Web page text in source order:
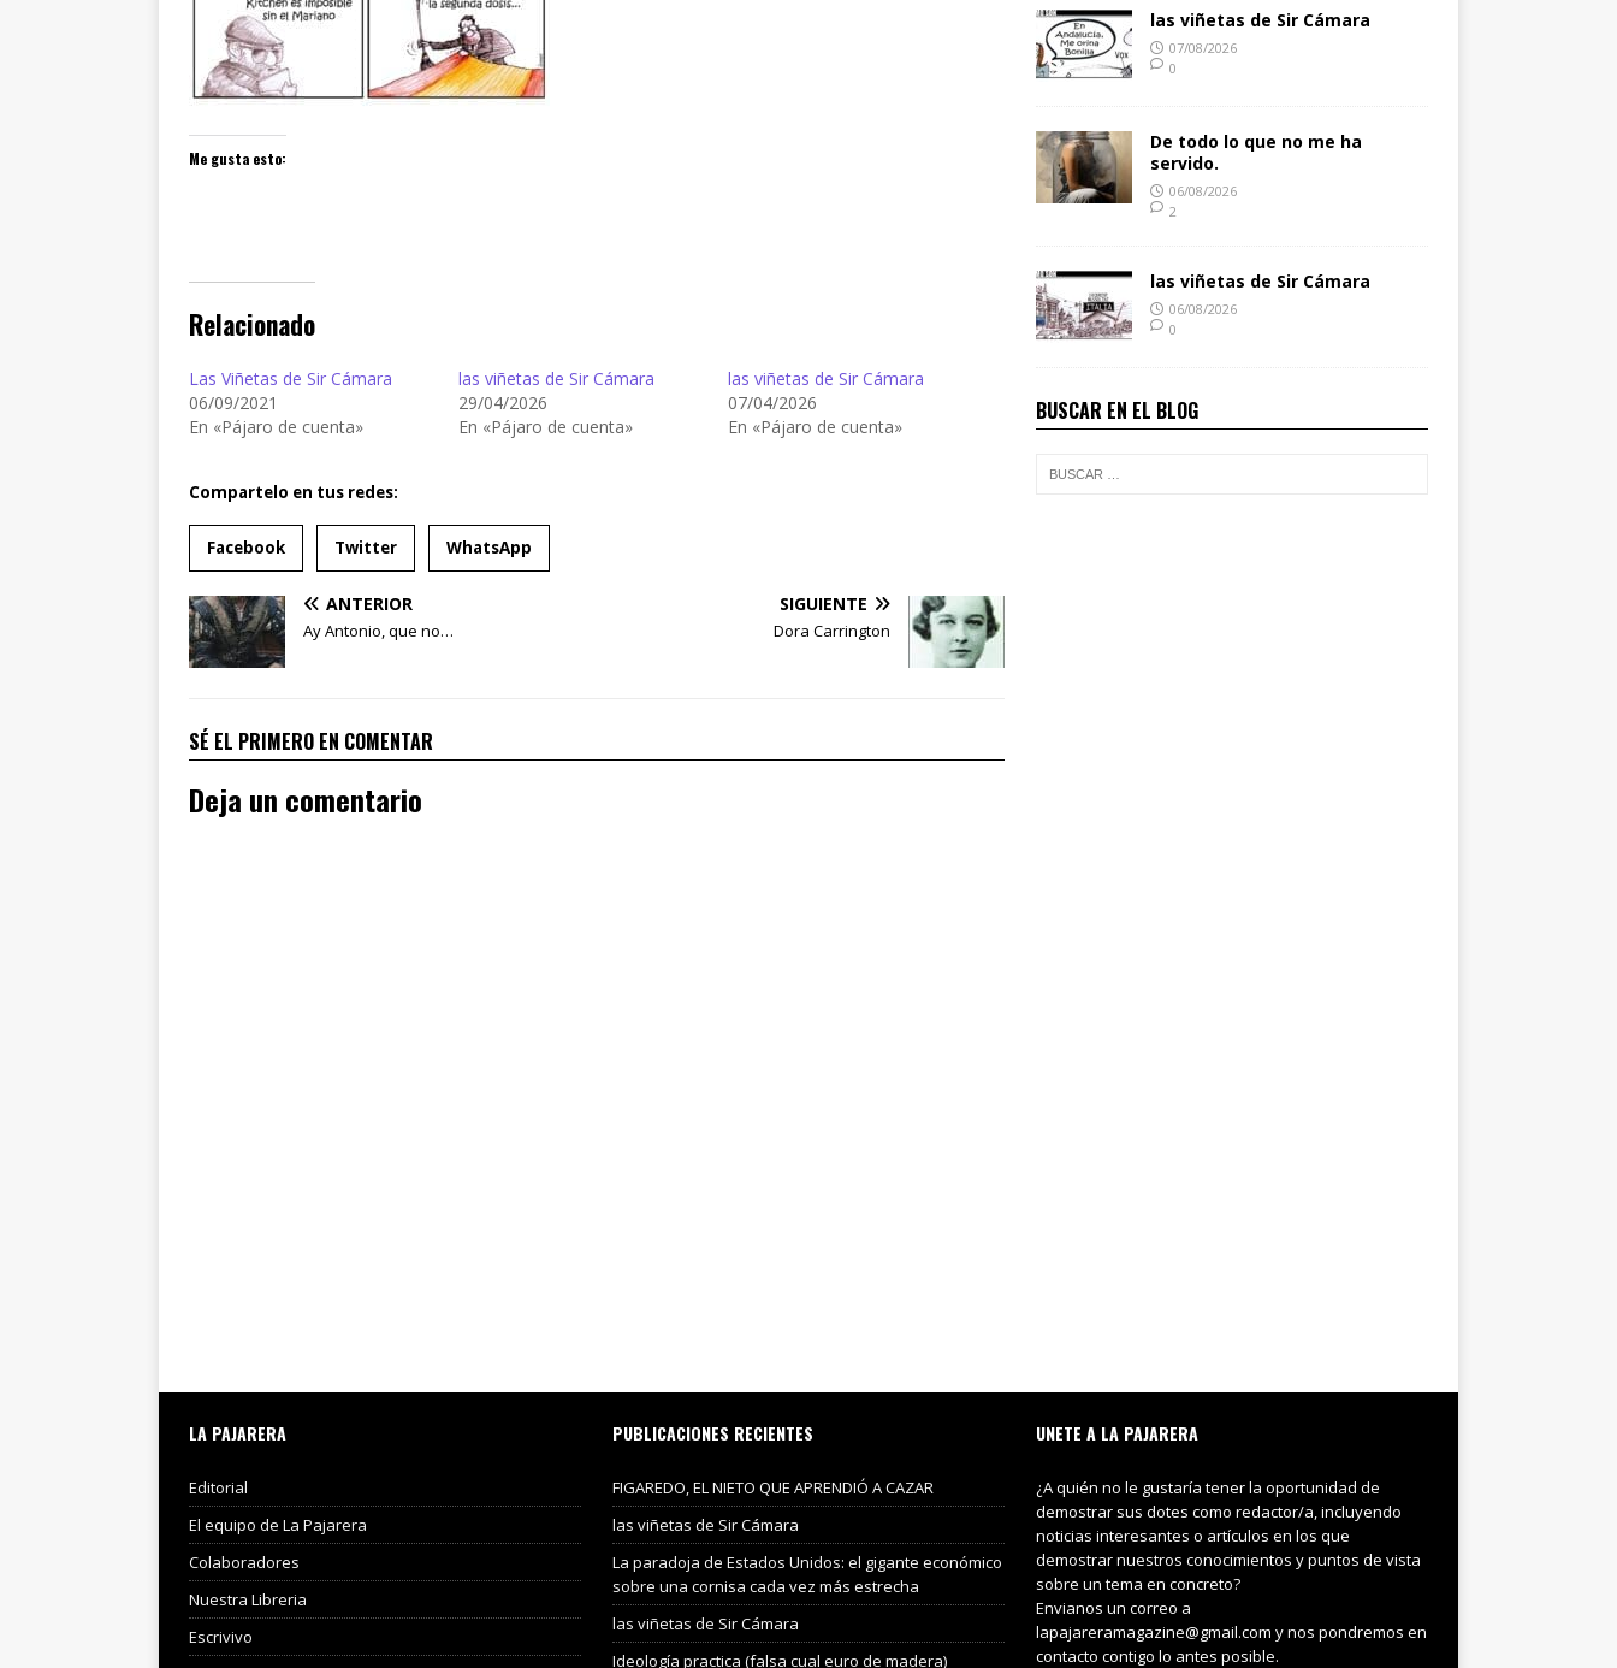
Me gusta esto:
Relacionado
Las Viñetas de Sir Cámara
06/09/2021
En «Pájaro de cuenta»
las viñetas de Sir Cámara
29/04/2026
En «Pájaro de cuenta»
las viñetas de Sir Cámara
07/04/2026
En «Pájaro de cuenta»
Compartelo en tus redes:
Facebook Twitter WhatsApp
ANTERIOR
Ay Antonio, que no…
SIGUIENTE
Dora Carrington
SÉ EL PRIMERO EN COMENTAR
Deja un comentario
las viñetas de Sir Cámara
07/08/2026
0
De todo lo que no me ha
servido.
06/08/2026
2
las viñetas de Sir Cámara
06/08/2026
0
BUSCAR EN EL BLOG
LA PAJARERA
Editorial
El equipo de La Pajarera
Colaboradores
Nuestra Libreria
Escrivivo
PUBLICACIONES RECIENTES
FIGAREDO, EL NIETO QUE APRENDIÓ A CAZAR
las viñetas de Sir Cámara
La paradoja de Estados Unidos: el gigante económico
sobre una cornisa cada vez más estrecha
las viñetas de Sir Cámara
Ideología practica (falsa cual euro de madera)
UNETE A LA PAJARERA
¿A quién no le gustaría tener la oportunidad de
demostrar sus dotes como redactor/a, incluyendo
noticias interesantes o artículos en los que
demostrar nuestros conocimientos y puntos de vista
sobre un tema en concreto?
Envianos un correo a
lapajareramagazine@gmail.com y nos pondremos en
contacto contigo lo antes posible.